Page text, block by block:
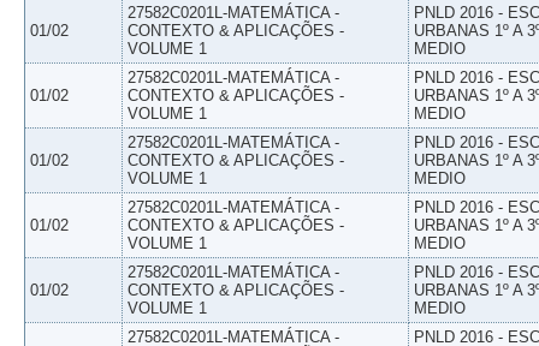
01/02
27582C0201L-MATEMÁTICA -
CONTEXTO & APLICAÇÕES -
VOLUME 1
PNLD 2016 -
URBANAS 1º A
MEDIO
01/02
27582C0201L-MATEMÁTICA -
CONTEXTO & APLICAÇÕES -
VOLUME 1
PNLD 2016 -
URBANAS 1º A
MEDIO
01/02
27582C0201L-MATEMÁTICA -
CONTEXTO & APLICAÇÕES -
VOLUME 1
PNLD 2016 -
URBANAS 1º A
MEDIO
01/02
27582C0201L-MATEMÁTICA -
CONTEXTO & APLICAÇÕES -
VOLUME 1
PNLD 2016 -
URBANAS 1º A
MEDIO
01/02
27582C0201L-MATEMÁTICA -
CONTEXTO & APLICAÇÕES -
VOLUME 1
PNLD 2016 -
URBANAS 1º A
MEDIO
27582C0201L-MATEMÁTICA -
PNLD 2016 -